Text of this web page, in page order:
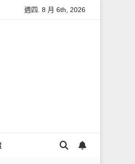
效提升流量的完整教學
週四. 8 月 6th, 2026